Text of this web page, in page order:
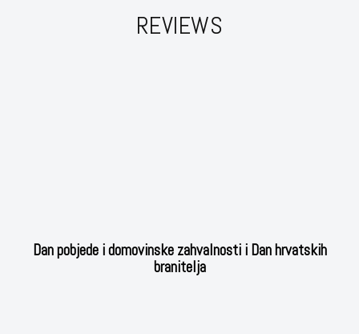
REVIEWS
Dan pobjede i domovinske zahvalnosti i Dan hrvatskih
branitelja